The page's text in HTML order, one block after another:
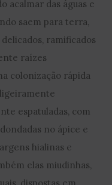
acalmar das águas e
saem para terra,
ramificados
raízes
colonização rápida
espatuladas, com
no ápice e
hialinas e
elas miudinhas,
dispostas em